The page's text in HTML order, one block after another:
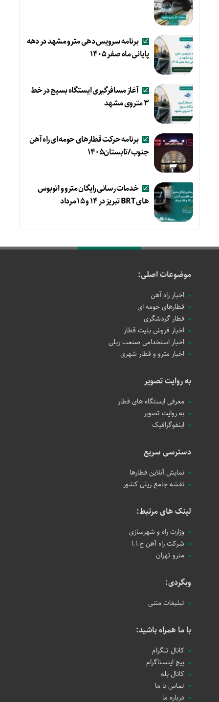
برنامه سرویس دهی مترو مشهد در دهه
پایانی ماه صفر ۱۴۰۵
آغاز مسافرگیری ایستگاه بسیج در خط
۳ متروی مشهد
برنامه حرکت قطارهای حومه ای راه آهن
جنوب/تابستان۱۴۰۵
خدمات رسانی رایگان مترو و اتوبوس
های BRT تبریز در ۱۴ و ۱۵ مرداد
موضوعات اصلی:
اخبار راه آهن
قطارهای حومه ای
قطار گردشگری
اخبار فروش بلیت قطار
اخبار استخدامی صنعت ریلی
اخبار مترو و قطار شهری
به روایت تصویر
معرفی ایستگاه های قطار
به روایت تصویر
اینفوگرافیک
دسترسی سریع
نمایش آنلاین قطارها
نقشه جامع ریلی کشور
لینک های مرتبط:
وزارت راه و شهرسازی
شرکت راه آهن ج.ا.ا
مترو تهران
وبگردی:
تبلیغات متنی
با ما همراه باشید:
کانال تلگرام
پیج اینستاگرام
کانال بله
تماس با ما
درباره ما